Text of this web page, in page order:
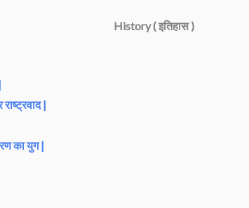
History ( इतिहास )
|
का युग |